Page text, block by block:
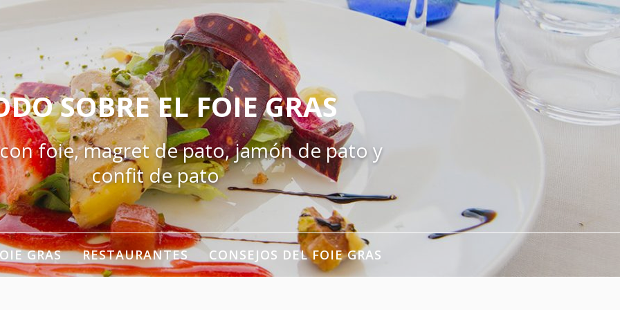
SOBRE EL FOIE GRAS
foie, magret de pato, jamón de pato y
confit de pato
GRAS RESTAURANTES CONSEJOS DEL FOIE GRAS